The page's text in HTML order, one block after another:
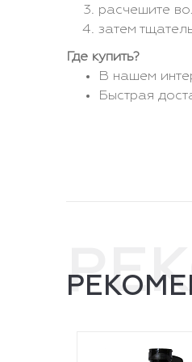
расчешите
затем
Где купить?
В нашем
Быстрая